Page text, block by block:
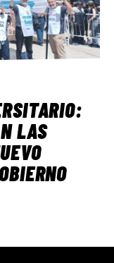
LAS